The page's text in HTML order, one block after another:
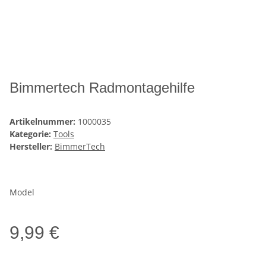
Bimmertech Radmontagehilfe
Artikelnummer: 1000035
Kategorie: Tools
Hersteller: BimmerTech
Model
9,99 €